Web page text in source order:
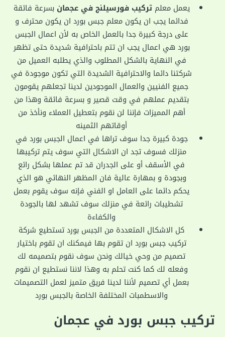
يعمل معلمتركيب فورسيلنج في عجمان بسرعة فائقة
فدائما يجب ان يكون معلم جبس بورد ان يكون محترف و
على درجة كبيرة جدا بالعمل الخاص به لأن اعمال الجبس
بورد هي اعمال يجب ان تتم باحترافية شديدة حتى تظهر
في النهاية بالشكل المطلوب والذي يطلبه العميل من
شركتنا دائما والاحترافية الشديدة التي تكون موجودة في
جميع الفنيين والعمال الموجودين لدينا تجعلهم يقومون
بتقديم عملهم في وقت قصير و بسرعة فائقة وهذا من
أهم المميزات فإننا لن نقوم بتعطيل العملاء ونأخذ من
أوقاتهم الثمينه
جودة كبيرة جدا سوف تراها في اعمال الجبس بورد في
منزلك فسوف تجد ان الاشكال التي سوف يتم تركيبها
في الأسقف أو على الجدران قد تم عملها بشكل رائع
وبجودة و بمهارة عالية فان المظهر النهائي هو الذي
يحكم دائما على العامل او الفني فإنه سوف يقوم بعمل
تشطيبات رائعة في منزلك سوف تشهد لها بالجودة
والكفاءة
كل الاشكال المتعددة من الجبس بورد تستطيع شركة
تركيب جبس بورد ان تقوم بها فيمكنك ان تقوم باختيار
تصميم من وحي خيالك ونحن سوف نقوم بتصميمه لك
وفعله لك كما كنت تحلم به وهذا لاننا نستطيع ان نقوم
بعمل أي تصميم لأننا لدينا فريق متميز لعمل التصميمات
والاسطمبات المختلفة الخاصة بالجبس بورد
تركيب جبس بورد في عجمان